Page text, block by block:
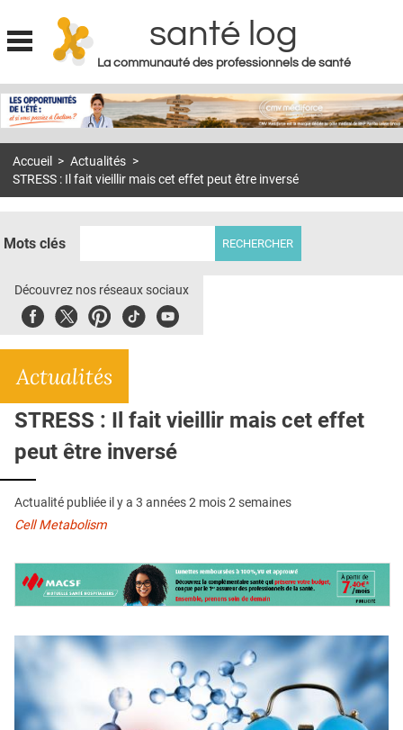
Jump to navigation
santé log
La communauté des professionnels de santé
MON COMPTE
S'ABONNER À LA REVUE SOIN À DOMICILE
DOSSIERS
E-REVUE SAD
L'APP
QUI SOMMES-NOUS ?
PUBLICITÉ
CONDITIONS GÉNÉRALES
CONTACT
Accueil > Actualités >
STRESS : Il fait vieillir mais cet effet peut être inversé
Mots clés
Découvrez nos réseaux sociaux
FacebookTwitterPinterest
TiktokYoubute
Actualités
STRESS : Il fait vieillir mais cet effet
peut être inversé
Actualité publiée il y a 3 années 2 mois 2 semaines
Cell Metabolism